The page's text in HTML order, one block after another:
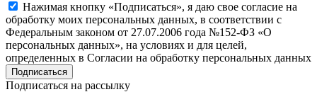
Нажимая кнопку «Подписаться», я даю свое согласие на
обработку моих персональных данных, в соответствии с
Федеральным законом от 27.07.2006 года №152-ФЗ «О
персональных данных», на условиях и для целей,
определенных в Согласии на обработку персональных данных
Подписаться на рассылку